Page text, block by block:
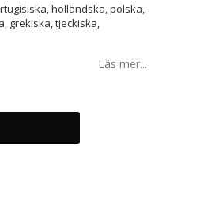
holländska, polska,
grekiska, tjeckiska,
Läs mer...